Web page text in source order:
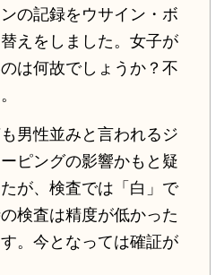
の記録をウサイン・ボ
えをしました。女子が
は何故でしょうか？不
男性並みと言われるジ
ピングの影響かもと疑
が、検査では「白」で
検査は精度が低かった
。今となっては確証が